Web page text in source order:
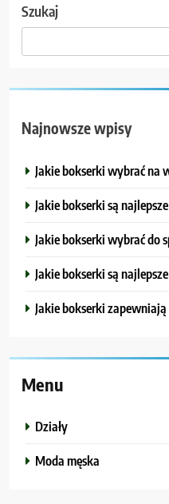
Szukaj
Najnowsze wpisy
Jakie bokserki wybrać na
Jakie bokserki są
Jakie bokserki wybrać do
Jakie bokserki są
Jakie bokserki
Menu
Działy
Moda męska